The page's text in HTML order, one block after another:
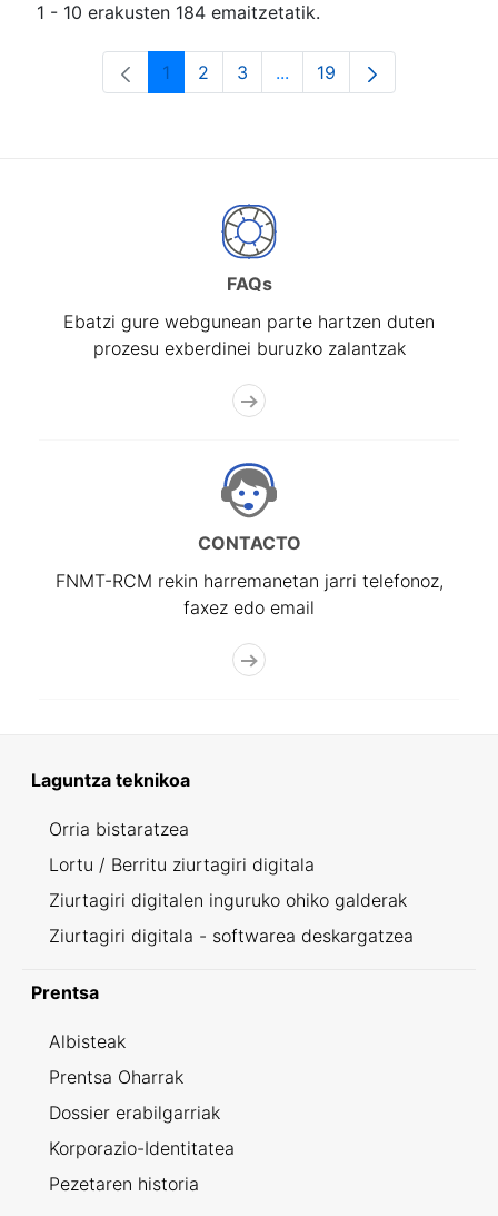
1 - 10 erakusten 184 emaitzetatik.
Orrialdea
1 Orrialdea
2 Orrialdea
3 ...Intermediate Pages Use
Orrialdea
19
FAQs
Ebatzi gure webgunean parte hartzen duten
prozesu exberdinei buruzko zalantzak
CONTACTO
FNMT-RCM rekin harremanetan jarri telefonoz,
faxez edo email
Laguntza teknikoa
Orria bistaratzea
Lortu / Berritu ziurtagiri digitala
Ziurtagiri digitalen inguruko ohiko galderak
Ziurtagiri digitala - softwarea deskargatzea
Prentsa
Albisteak
Prentsa Oharrak
Dossier erabilgarriak
Korporazio-Identitatea
Pezetaren historia